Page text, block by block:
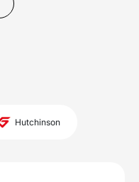
Hutchinson